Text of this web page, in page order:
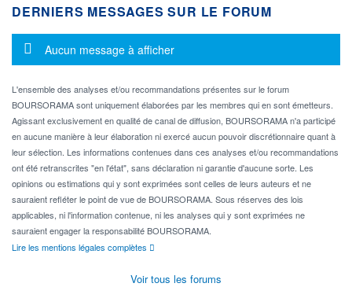
DERNIERS MESSAGES SUR LE FORUM
Message d'information
Aucun message à afficher
L'ensemble des analyses et/ou recommandations présentes sur le forum
BOURSORAMA sont uniquement élaborées par les membres qui en sont émetteurs.
Agissant exclusivement en qualité de canal de diffusion, BOURSORAMA n'a participé
en aucune manière à leur élaboration ni exercé aucun pouvoir discrétionnaire quant à
leur sélection. Les informations contenues dans ces analyses et/ou recommandations
ont été retranscrites "en l'état", sans déclaration ni garantie d'aucune sorte. Les
opinions ou estimations qui y sont exprimées sont celles de leurs auteurs et ne
sauraient refléter le point de vue de BOURSORAMA. Sous réserves des lois
applicables, ni l'information contenue, ni les analyses qui y sont exprimées ne
sauraient engager la responsabilité BOURSORAMA.
Lire les mentions légales complètes
Voir tous les forums